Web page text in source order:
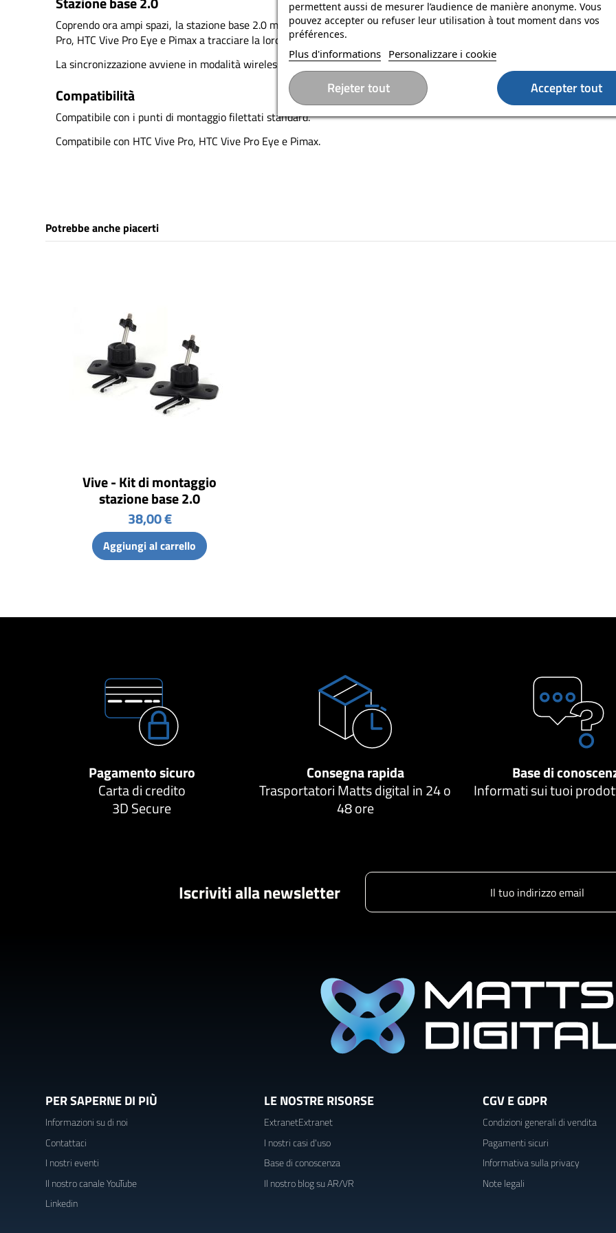
permettent aussi de mesurer l’audience de manière anonyme. Vous
pouvez accepter ou refuser leur utilisation à tout moment dans vos
préférences.
Plus d'informations Personalizzare i cookie
Rejeter tout Accepter tout
Coprendo ora ampi spazi, la stazione base 2.0 migliora la presenza e l'immersione nella realtà virtuale in una stanza
Pro, HTC Vive Pro Eye e Pimax a tracciare la loro posizione esatta.
La sincronizzazione avviene in modalità wireless.
Compatibilità
Compatibile con i punti di montaggio filettati standard.
Compatibile con HTC Vive Pro, HTC Vive Pro Eye e Pimax.
Potrebbe anche piacerti
Vive - Kit di montaggio
stazione base 2.0
38,00 €
Aggiungi al carrello
Pagamento sicuro
Carta di credito
3D Secure
Consegna rapida
Trasportatori Matts digital in 24 o
48 ore
Base di
Informati sui tuoi
Iscriviti alla newsletter
PER SAPERNE DI PIÙ
Informazioni su di noi
Contattaci
I nostri eventi
Il nostro canale YouTube
Linkedin
LE NOSTRE RISORSE
ExtranetExtranet
I nostri casi d'uso
Base di conoscenza
Il nostro blog su AR/VR
CGV E GDPR
Condizioni generali di vendita
Pagamenti sicuri
Informativa sulla privacy
Note legali